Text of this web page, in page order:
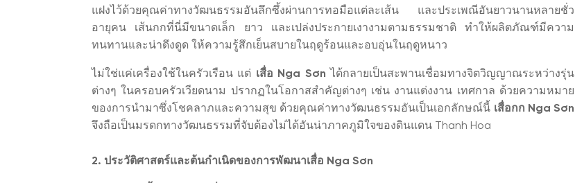
แฝงไว้ด้วยคุณค่าทางวัฒนธรรมอันลึกซึ้งผ่านการทอมือแต่ละเส้น และประเพณีอันยาวนานหลายชั่ว
อายุคน เส้นกกที่นี่มีขนาดเล็ก ยาว และเปล่งประกายเงางามตามธรรมชาติ ทำให้ผลิตภัณฑ์มีความ
ทนทานและน่าดึงดูด ให้ความรู้สึกเย็นสบายในฤดูร้อนและอบอุ่นในฤดูหนาว
ไม่ใช่แค่เครื่องใช้ในครัวเรือน แต่ เสื่อ Nga Sơn ได้กลายเป็นสะพานเชื่อมทางจิตวิญญาณระหว่างรุ่น
ต่างๆ ในครอบครัวเวียดนาม ปรากฏในโอกาสสำคัญต่างๆ เช่น งานแต่งงาน เทศกาล ด้วยความหมาย
ของการนำมาซึ่งโชคลาภและความสุข ด้วยคุณค่าทางวัฒนธรรมอันเป็นเอกลักษณ์นี้ เสื่อกก Nga Sơn
จึงถือเป็นมรดกทางวัฒนธรรมที่จับต้องไม่ได้อันน่าภาคภูมิใจของดินแดน Thanh Hoa
2. ประวัติศาสตร์และต้นกำเนิดของการพัฒนาเสื่อ Nga Sơn